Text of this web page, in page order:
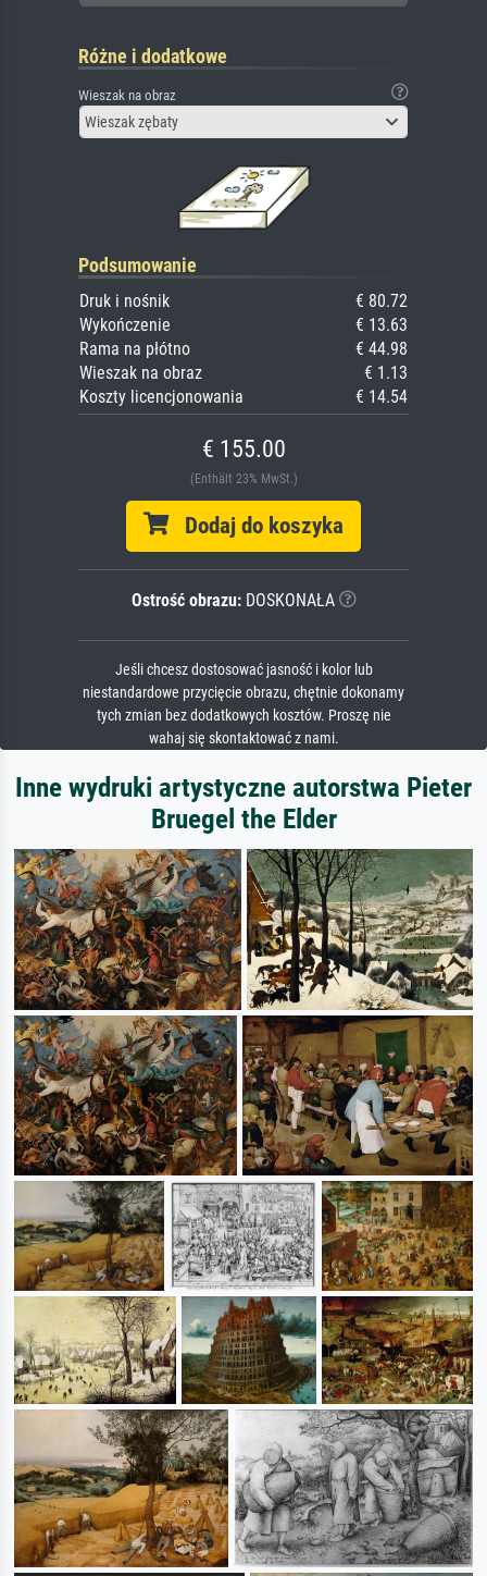
Różne i dodatkowe
Wieszak na obraz
Wieszak zębaty
Podsumowanie
Druk i nośnik
€ 80.72
Wykończenie
€ 13.63
Rama na płótno
€ 44.98
Wieszak na obraz
€ 1.13
Koszty licencjonowania
€ 14.54
€ 155.00
(Enthält 23% MwSt.)
Dodaj do koszyka
Ostrość obrazu:DOSKONAŁA
Jeśli chcesz dostosować jasność i kolor lub
niestandardowe przycięcie obrazu, chętnie dokonamy
tych zmian bez dodatkowych kosztów. Proszę nie
wahaj się skontaktować z nami.
Inne wydruki artystyczne autorstwa Pieter
Bruegel the Elder